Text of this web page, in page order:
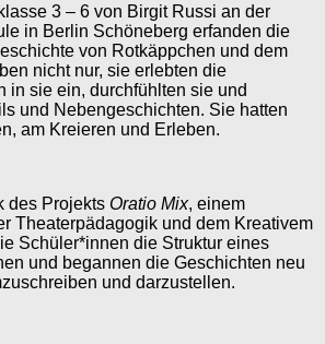
3 – 6 von Birgit Russi an der
in Berlin Schöneberg erfanden die
von Rotkäppchen und dem
nicht nur, sie erlebten die
in sie ein, durchfühlten sie und
und Nebengeschichten. Sie hatten
am Kreieren und Erleben.
des Projekts Oratio Mix, einem
Theaterpädagogik und dem Kreativem
Schüler*innen die Struktur eines
und begannen die Geschichten neu
und darzustellen.